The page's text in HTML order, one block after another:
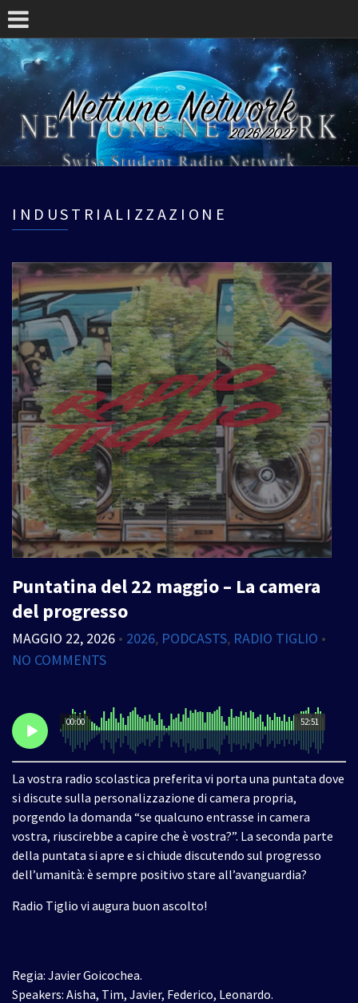
INDUSTRIALIZZAZIONE
Puntatina del 22 maggio – La camera
del progresso
MAGGIO 22, 2026 • 2026, PODCASTS, RADIO TIGLIO •
NO COMMENTS
52:51
00:00
La vostra radio scolastica preferita vi porta una puntata dove
si discute sulla personalizzazione di camera propria,
porgendo la domanda “se qualcuno entrasse in camera
vostra, riuscirebbe a capire che è vostra?”. La seconda parte
della puntata si apre e si chiude discutendo sul progresso
dell’umanità: è sempre positivo stare all’avanguardia?
Radio Tiglio vi augura buon ascolto!
Regia: Javier Goicochea.
Speakers: Aisha, Tim, Javier, Federico, Leonardo.